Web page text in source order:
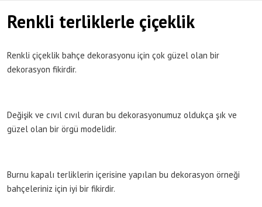
Renkli terliklerle çiçeklik
Renkli çiçeklik bahçe dekorasyonu için çok güzel olan bir
dekorasyon fikirdir.
Değişik ve cıvıl cıvıl duran bu dekorasyonumuz oldukça şık ve
güzel olan bir örgü modelidir.
Burnu kapalı terliklerin içerisine yapılan bu dekorasyon örneği
bahçeleriniz için iyi bir fikirdir.